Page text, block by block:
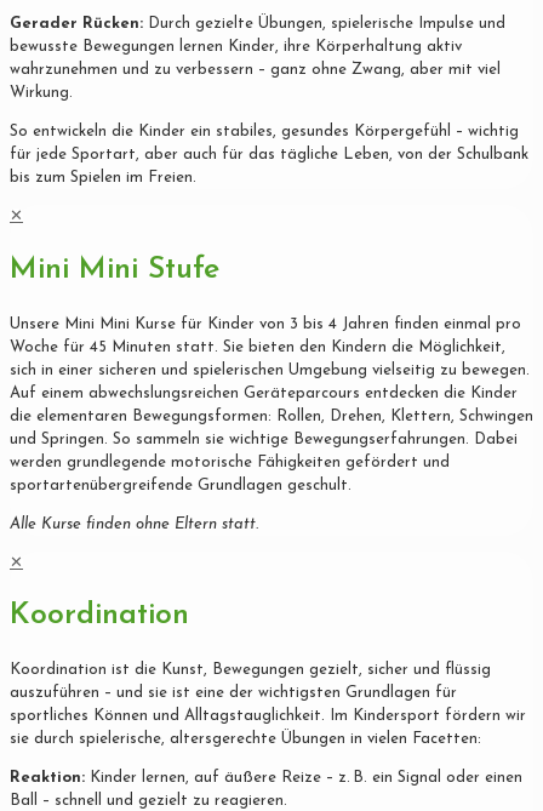
Gerader Rücken: Durch gezielte Übungen, spielerische Impulse und
bewusste Bewegungen lernen Kinder, ihre Körperhaltung aktiv
wahrzunehmen und zu verbessern – ganz ohne Zwang, aber mit viel
Wirkung.
So entwickeln die Kinder ein stabiles, gesundes Körpergefühl – wichtig
für jede Sportart, aber auch für das tägliche Leben, von der Schulbank
bis zum Spielen im Freien.
✕
Mini Mini Stufe
Unsere Mini Mini Kurse für Kinder von 3 bis 4 Jahren finden einmal pro
Woche für 45 Minuten statt. Sie bieten den Kindern die Möglichkeit,
sich in einer sicheren und spielerischen Umgebung vielseitig zu bewegen.
Auf einem abwechslungsreichen Geräteparcours entdecken die Kinder
die elementaren Bewegungsformen: Rollen, Drehen, Klettern, Schwingen
und Springen. So sammeln sie wichtige Bewegungserfahrungen. Dabei
werden grundlegende motorische Fähigkeiten gefördert und
sportartenübergreifende Grundlagen geschult.
Alle Kurse finden ohne Eltern statt.
✕
Koordination
Koordination ist die Kunst, Bewegungen gezielt, sicher und flüssig
auszuführen – und sie ist eine der wichtigsten Grundlagen für
sportliches Können und Alltagstauglichkeit. Im Kindersport fördern wir
sie durch spielerische, altersgerechte Übungen in vielen Facetten:
Reaktion: Kinder lernen, auf äußere Reize – z. B. ein Signal oder einen
Ball – schnell und gezielt zu reagieren.